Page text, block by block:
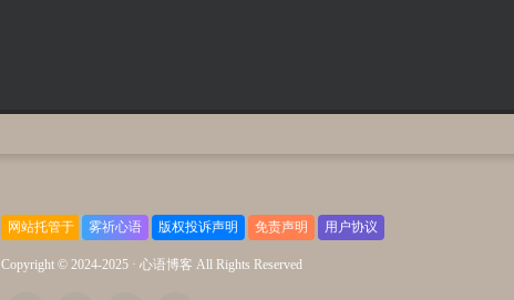
网站托管于 雾祈心语 版权投诉声明 免责声明 用户协议
Copyright © 2024-2025 · 心语博客 All Rights Reserved